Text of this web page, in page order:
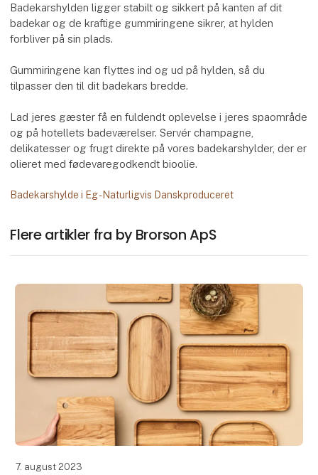
Badekarshylden ligger stabilt og sikkert på kanten af dit
badekar og de kraftige gummiringene sikrer, at hylden
forbliver på sin plads.
Gummiringene kan flyttes ind og ud på hylden, så du
tilpasser den til dit badekars bredde.
Lad jeres gæster få en fuldendt oplevelse i jeres spaområde
og på hotellets badeværelser. Servér champagne,
delikatesser og frugt direkte på vores badekarshylder, der er
olieret med fødevaregodkendt bioolie.
Badekarshylde i Eg - Naturligvis Danskproduceret
Flere artikler fra by Brorson ApS
7. august 2023